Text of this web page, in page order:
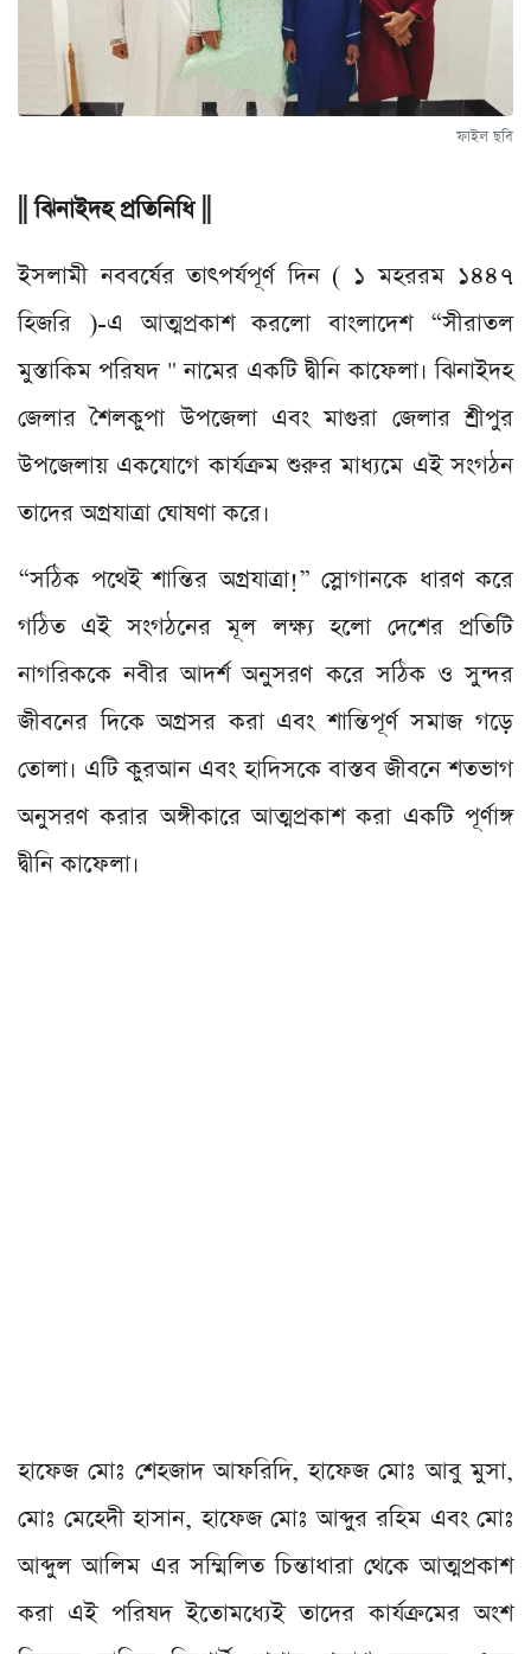
ফাইল ছবি
|| ঝিনাইদহ প্রতিনিধি ||
ইসলামী নববর্ষের তাৎপর্যপূর্ণ দিন ( ১ মহররম ১৪৪৭
হিজরি )-এ আত্মপ্রকাশ করলো বাংলাদেশ “সীরাতল
মুস্তাকিম পরিষদ " নামের একটি দ্বীনি কাফেলা। ঝিনাইদহ
জেলার শৈলকুপা উপজেলা এবং মাগুরা জেলার শ্রীপুর
উপজেলায় একযোগে কার্যক্রম শুরুর মাধ্যমে এই সংগঠন
তাদের অগ্রযাত্রা ঘোষণা করে।
“সঠিক পথেই শান্তির অগ্রযাত্রা!” স্লোগানকে ধারণ করে
গঠিত এই সংগঠনের মূল লক্ষ্য হলো দেশের প্রতিটি
নাগরিককে নবীর আদর্শ অনুসরণ করে সঠিক ও সুন্দর
জীবনের দিকে অগ্রসর করা এবং শান্তিপূর্ণ সমাজ গড়ে
তোলা। এটি কুরআন এবং হাদিসকে বাস্তব জীবনে শতভাগ
অনুসরণ করার অঙ্গীকারে আত্মপ্রকাশ করা একটি পূর্ণাঙ্গ
দ্বীনি কাফেলা।
হাফেজ মোঃ শেহজাদ আফরিদি, হাফেজ মোঃ আবু মুসা,
মোঃ মেহেদী হাসান, হাফেজ মোঃ আব্দুর রহিম এবং মোঃ
আব্দুল আলিম এর সম্মিলিত চিন্তাধারা থেকে আত্মপ্রকাশ
করা এই পরিষদ ইতোমধ্যেই তাদের কার্যক্রমের অংশ